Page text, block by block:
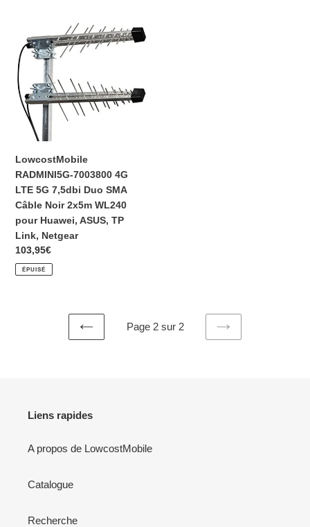
pour
Huawei,
Asus,
TP
LINK,
Netgear
LowcostMobile
RADMINI5G-
7003800
4G
LTE
5G
7,5dbi
Câble
Noir
2x5m
WL240
pour
Huawei,
ASUS,
TP
LowcostMobile
RADMINI5G-7003800 4G
LTE 5G 7,5dbi Duo SMA
Câble Noir 2x5m WL240
pour Huawei, ASUS, TP
Link, Netgear
Prix
normal
103,95€
ÉPUISÉ
PAGE
Page 2 sur 2
PAGE
Liens rapides
A propos de LowcostMobile
Catalogue
Recherche